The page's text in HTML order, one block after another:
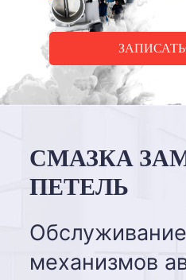
СМАЗКА
ПЕТЕЛЬ
механизмов